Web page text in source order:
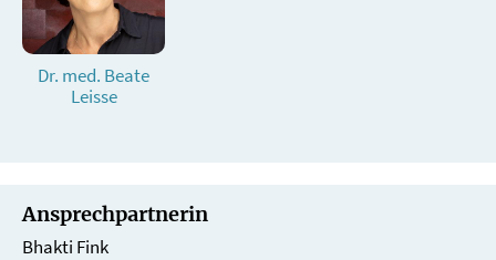
Dr. med. Beate
Leisse
Ansprechpartnerin
Bhakti Fink